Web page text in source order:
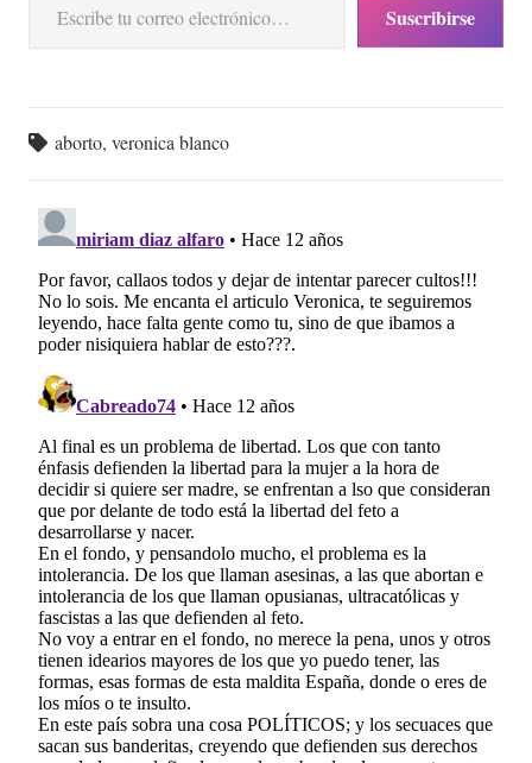
Suscribirse
aborto,veronica blanco